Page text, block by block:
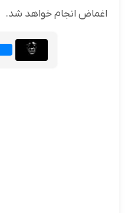
اغماض انجام خواهد شد.